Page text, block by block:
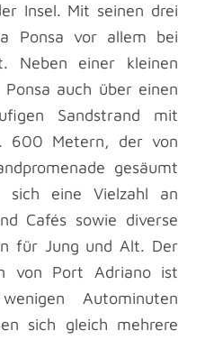
Insel. Mit seinen drei
Ponsa vor allem bei
Neben einer kleinen
auch über einen
Sandstrand mit
600 Metern, der von
gesäumt
sich eine Vielzahl an
Cafés sowie diverse
für Jung und Alt. Der
von Port Adriano ist
Autominuten
sich gleich mehrere